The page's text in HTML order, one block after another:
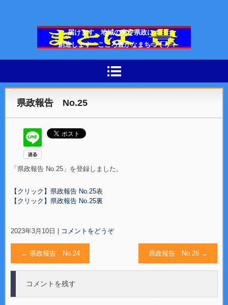
届けます 地域の声を県政に！
創造します こころ豊かなまちづくり！
県政報告 No.25
「県政報告 No.25」を登録しました。
【クリック】県政報告 No.25表
【クリック】県政報告 No.25裏
2023年3月10日 コメントをどうぞ
← 県政報告 No.24 県政報告 No.26 →
コメントを残す